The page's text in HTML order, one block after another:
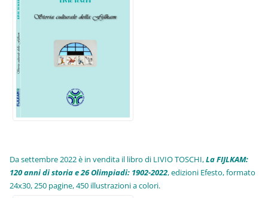
Da settembre 2022 è in vendita il libro di LIVIO TOSCHI,La FIJLKAM:
120 anni di storia e 26 Olimpiadi: 1902-2022, edizioni Efesto, formato
24x30, 250 pagine, 450 illustrazioni a colori.